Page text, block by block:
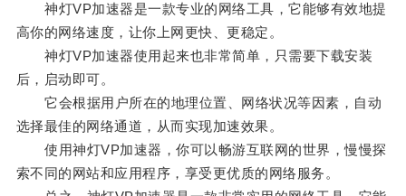
神灯VP加速器是一款专业的网络工具，它能够有效地提
高你的网络速度，让你上网更快、更稳定。
神灯VP加速器使用起来也非常简单，只需要下载安装
后，启动即可。
它会根据用户所在的地理位置、网络状况等因素，自动
选择最佳的网络通道，从而实现加速效果。
使用神灯VP加速器，你可以畅游互联网的世界，慢慢探
索不同的网站和应用程序，享受更优质的网络服务。